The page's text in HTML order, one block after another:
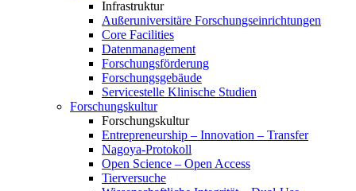
Infrastruktur
Außeruniversitäre Forschungseinrichtungen
Core Facilities
Datenmanagement
Forschungsförderung
Forschungsgebäude
Servicestelle Klinische Studien
Forschungskultur
Forschungskultur
Entrepreneurship – Innovation – Transfer
Nagoya-Protokoll
Open Science – Open Access
Tierversuche